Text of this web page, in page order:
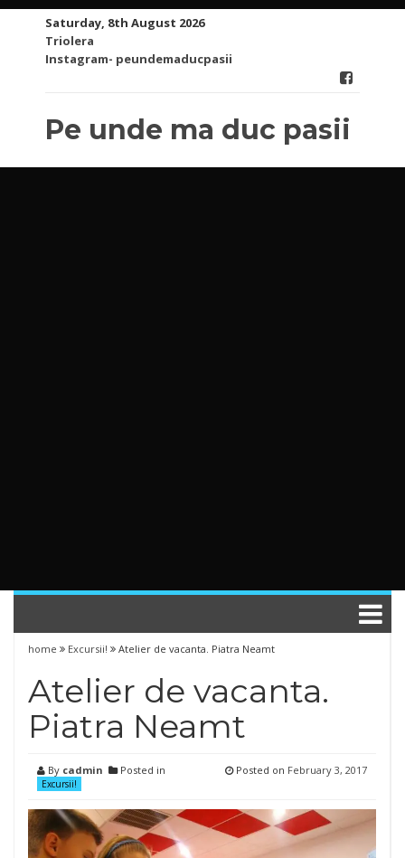
Saturday, 8th August 2026
Triolera
Instagram- peundemaducpasii
Pe unde ma duc pasii
home Excursii! Atelier de vacanta. Piatra Neamt
Atelier de vacanta.
Piatra Neamt
By cadmin Posted in
Excursii!
Posted on February 3, 2017